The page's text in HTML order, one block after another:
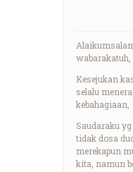
wabarakatuh,
Kesejukan
selalu
kebahagiaan,
Saudaraku
tidak dosa
merekapun
kita, namun